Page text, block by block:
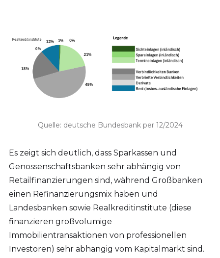
Quelle: deutsche Bundesbank per 12/2024
Es zeigt sich deutlich, dass Sparkassen und
Genossenschaftsbanken sehr abhängig von
Retailfinanzierungen sind, während Großbanken
einen Refinanzierungsmix haben und
Landesbanken sowie Realkreditinstitute (diese
finanzieren großvolumige
Immobilientransaktionen von professionellen
Investoren) sehr abhängig vom Kapitalmarkt sind.